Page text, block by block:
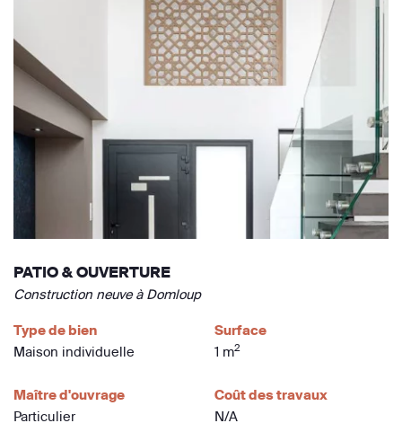
PATIO & OUVERTURE
Construction neuve à Domloup
Type de bien
Maison individuelle
Surface
1 m2
Maître d'ouvrage
Particulier
Coût des travaux
N/A